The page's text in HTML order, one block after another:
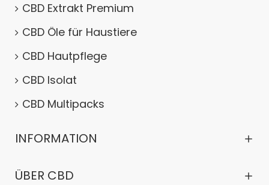
CBD Extrakt Premium
CBD Öle für Haustiere
CBD Hautpflege
CBD Isolat
CBD Multipacks
INFORMATION
ÜBER CBD